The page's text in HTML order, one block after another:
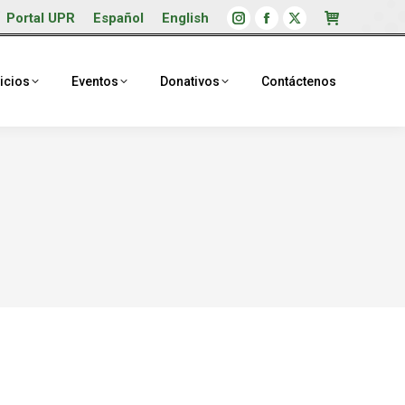
Portal UPR Español English
Instagram
opens
Facebook
opens
X
opens
Eventos Donativos Contáctenos